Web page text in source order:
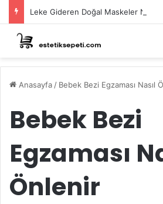
Leke Gideren Doğal Maskeler Nasıl
Anasayfa / Bebek Bezi Egzaması Nasıl
Bebek Bezi
Egzaması
Önlenir